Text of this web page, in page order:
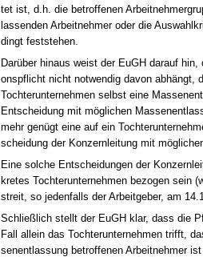
tet ist, d.h. die be­trof­fe­nen
las­sen­den Ar­beit­neh­mer oder die
dingt fest­ste­hen.
Darüber hin­aus weist der EuGH dar­auf
ons­pflicht nicht not­wen­dig da­von abhängt,
Toch­ter­un­ter­neh­men selbst ei­ne
Ent­schei­dung mit mögli­chen
mehr genügt ei­ne auf ein
schei­dung der Kon­zern­lei­tung mit
Ei­ne sol­che Ent­schei­dun­gen der
kre­tes Toch­ter­un­ter­neh­men be­zo­gen sein
streit, so je­den­falls der Ar­beit­ge­ber, am
Sch­ließlich stellt der EuGH klar, dass die
Fall al­lein das Toch­ter­un­ter­neh­men trifft,
sen­ent­las­sung be­trof­fe­nen Ar­beit­neh­mer